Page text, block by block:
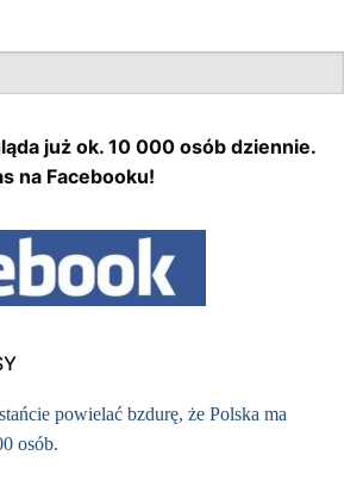
już ok. 10 000 osób dziennie.
na Facebooku!
powielać bzdurę, że Polska ma
osób.